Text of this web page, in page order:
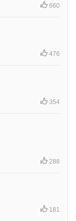
660
476
354
288
181